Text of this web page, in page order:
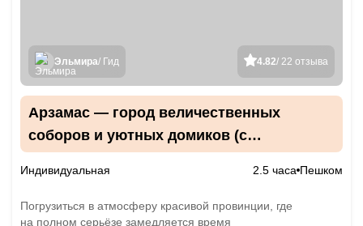
4.82/ 22 отзыва
Эльмира/ Гид
Арзамас — город величественных
соборов и уютных домиков (с
Индивидуальная 2.5 часа Пешком
Погрузиться в атмосферу красивой провинции, где
на полном серьёзе замедляется время